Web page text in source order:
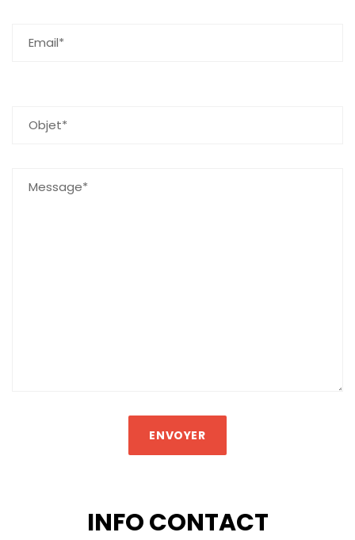
INFO CONTACT